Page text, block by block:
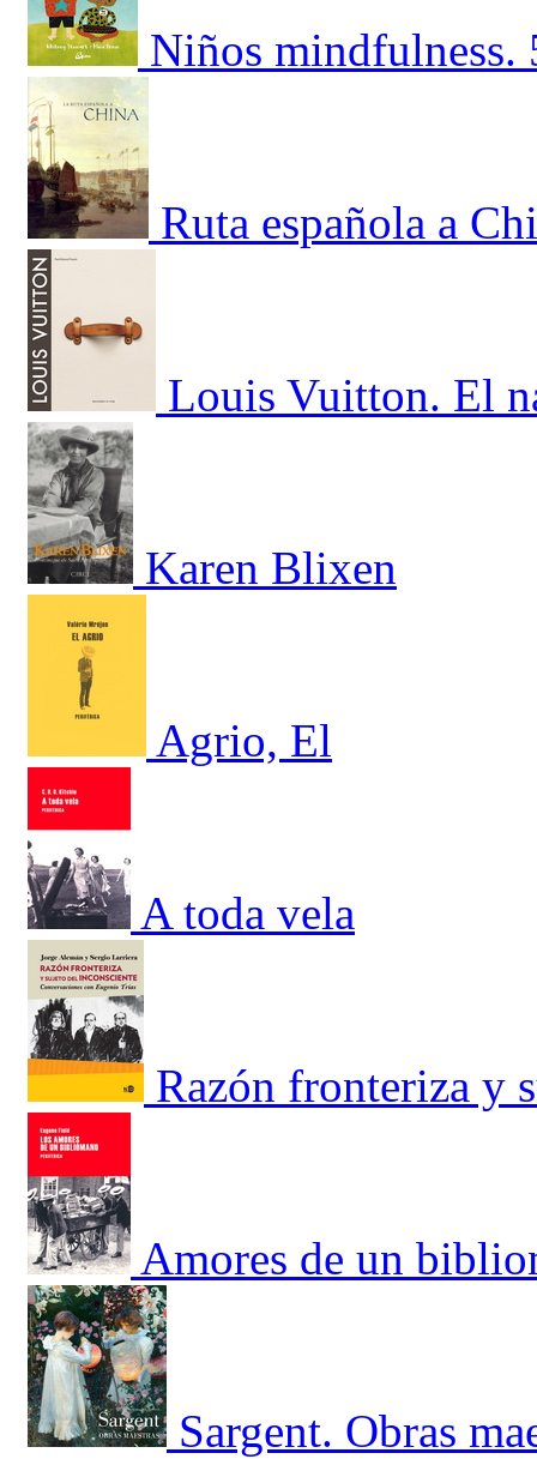
Niños mindfulness.
Ruta española a
Louis Vuitton. El
Karen Blixen
Agrio, El
A toda vela
Razón fronteriza y
Amores de un
Sargent. Obras